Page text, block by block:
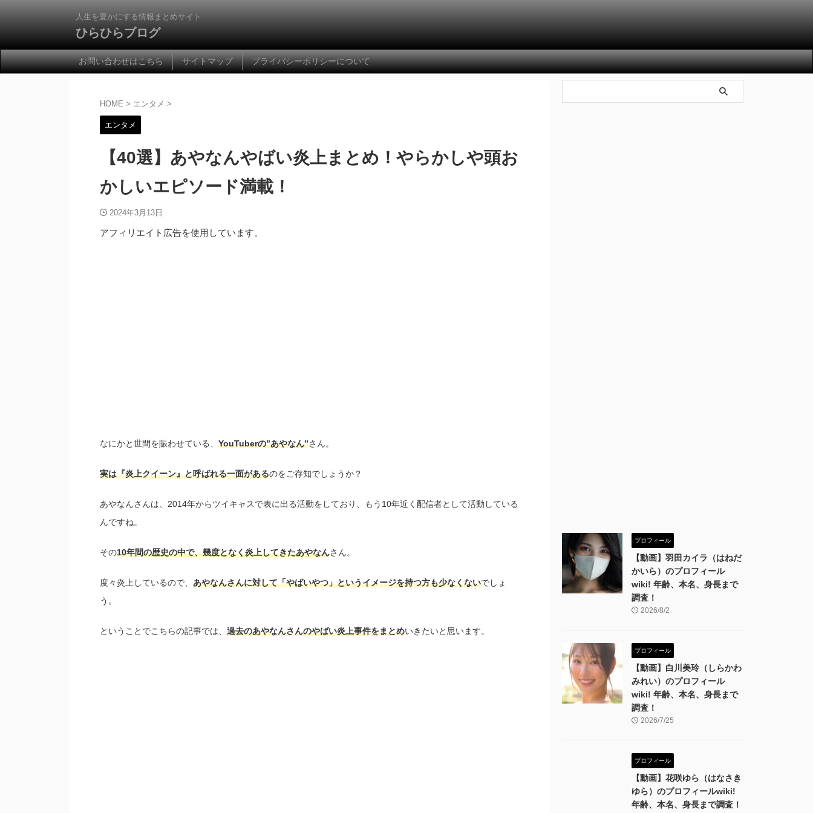
人生を豊かにする情報まとめサイト
ひらひらブログ
お問い合わせはこちら サイトマップ プライバシーポリシーについて
HOME > エンタメ >
エンタメ
【40選】あやなんやばい炎上まとめ！やらかしや頭お
かしいエピソード満載！
2024年3月13日
アフィリエイト広告を使用しています。
なにかと世間を賑わせている、 YouTuberの”あやなん”さん。
実は『炎上クイーン』と呼ばれる一面があるのをご存知でしょうか？
あやなんさんは、2014年からツイキャスで表に出る活動をしており、もう10年近く配信者として活動している
んですね。
その10年間の歴史の中で、幾度となく炎上してきたあやなんさん。
度々炎上しているので、 あやなんさんに対して「やばいやつ」というイメージを持つ方も少なくないでしょ
う。
ということでこちらの記事では、 過去のあやなんさんのやばい炎上事件をまとめいきたいと思います。
プロフィール
【動画】羽田カイラ（はねだ
かいら）のプロフィール
wiki! 年齢、本名、身長まで
調査！
2026/8/2
プロフィール
【動画】白川美玲（しらかわ
みれい）のプロフィール
wiki! 年齢、本名、身長まで
調査！
2026/7/25
プロフィール
【動画】花咲ゆら（はなさき
ゆら）のプロフィールwiki!
年齢、本名、身長まで調査！